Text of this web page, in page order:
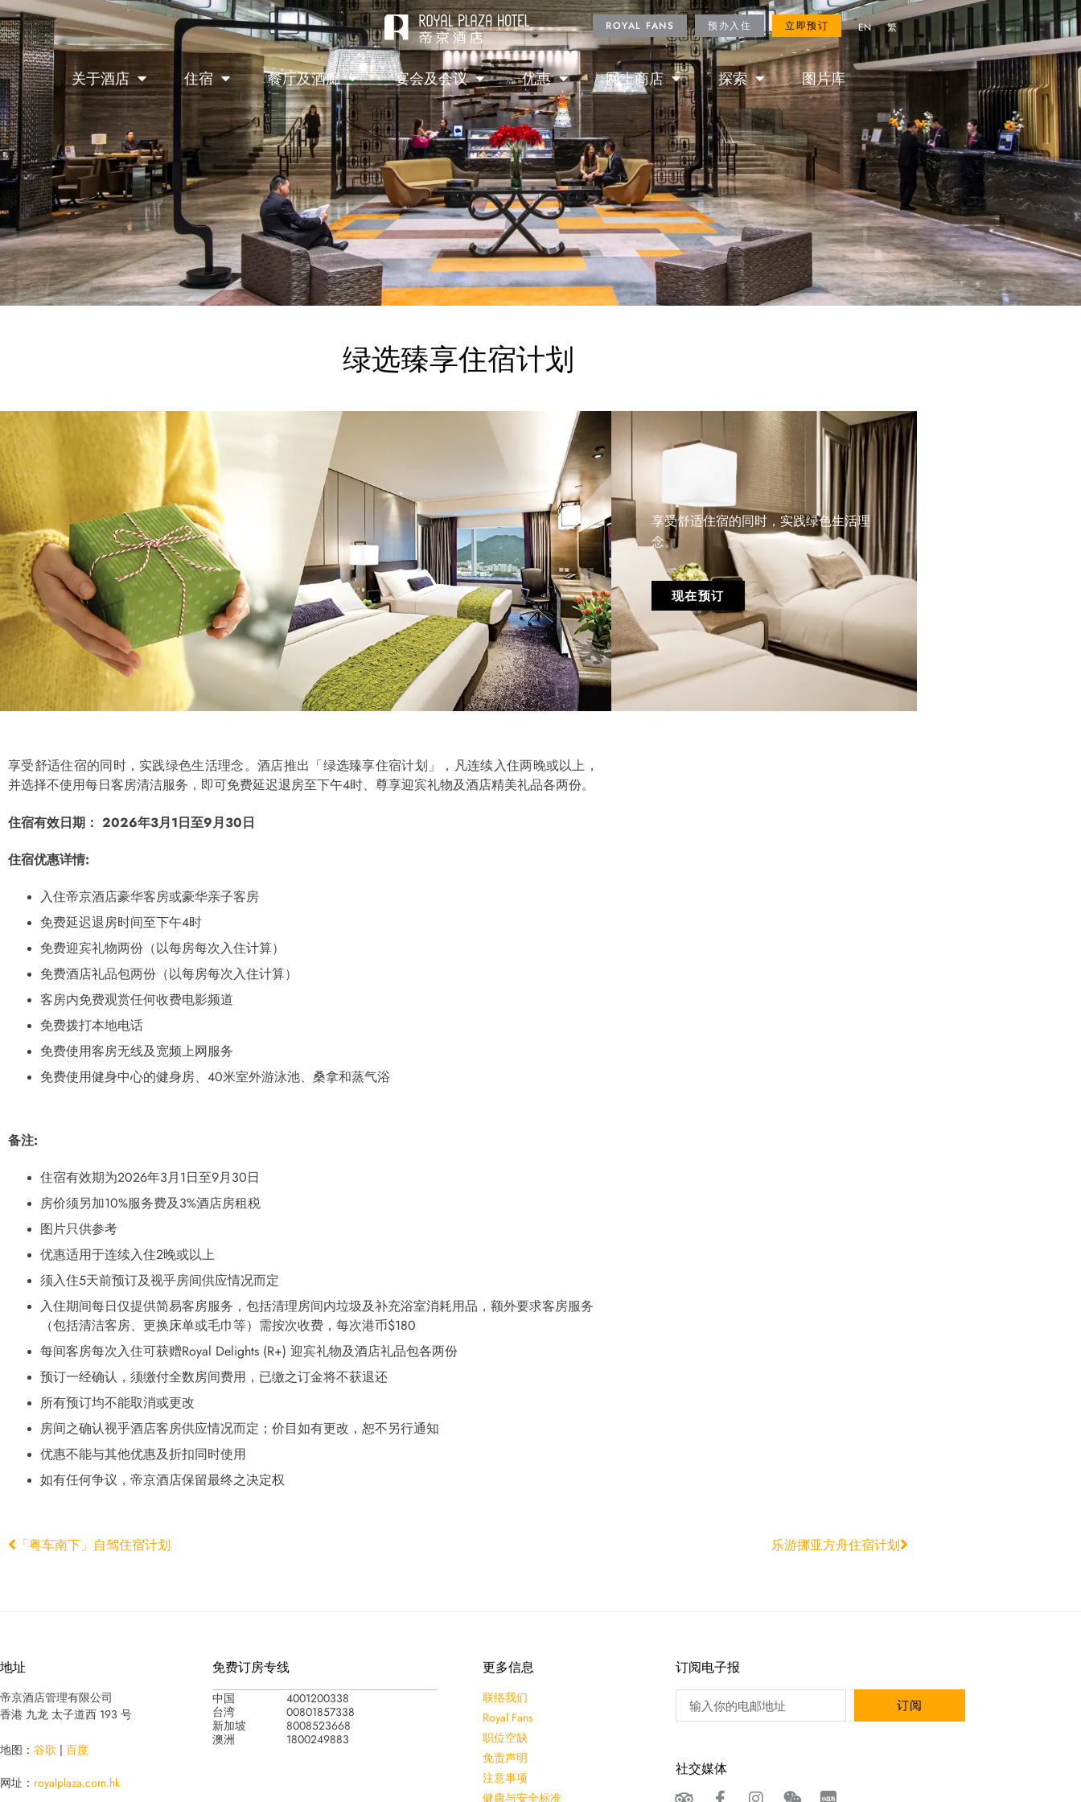
ROYAL FANS 立即预订
ROYAL FANS 预办入住 立即预订 EN 繁
关于酒店 住宿 餐厅及酒廊 宴会及会议 优惠 网上商店 探索 图片库
绿选臻享住宿计划
享受舒适住宿的同时，实践绿色生活理
念。
现在预订
享受舒适住宿的同时，实践绿色生活理念。酒店推出「绿选臻享住宿计划」，凡连续入住两晚或以上，
并选择不使用每日客房清洁服务，即可免费延迟退房至下午4时、尊享迎宾礼物及酒店精美礼品各两份。
住宿有效日期： 2026年3月 1 日至9 月 30 日
住宿优惠详情:
入住帝京酒店豪华客房或豪华亲子客房
免费延迟退房时间至下午4时
免费迎宾礼物两份（以每房每次入住计算）
免费酒店礼品包两份（以每房每次入住计算）
客房内免费观赏任何收费电影频道
免费拨打本地电话
免费使用客房无线及宽频上网服务
免费使用健身中心的健身房、40米室外游泳池、桑拿和蒸气浴
备注:
住宿有效期为2026年3月1日至9月30日
房价须另加10%服务费及3%酒店房租税
图片只供参考
优惠适用于连续入住2晚或以上
须入住5天前预订及视乎房间供应情况而定
入住期间每日仅提供简易客房服务，包括清理房间内垃圾及补充浴室消耗用品，额外要求客房服务
（包括清洁客房、更换床单或毛巾等）需按次收费，每次港币$180
每间客房每次入住可获赠Royal Delights (R+) 迎宾礼物及酒店礼品包各两份
预订一经确认，须缴付全数房间费用，已缴之订金将不获退还
所有预订均不能取消或更改
房间之确认视乎酒店客房供应情况而定；价目如有更改，恕不另行通知
优惠不能与其他优惠及折扣同时使用
如有任何争议，帝京酒店保留最终之决定权
「粤车南下」自驾住宿计划 乐游挪亚方舟住宿计划
地址
帝京酒店管理有限公司
香港 九龙 太子道西 193 号
地图： 谷歌 百度
网址： royalplaza.com.hk
免费订房专线
中国
4001200338
台湾
00801857338
新加坡
8008523668
澳洲
1800249883
更多信息
联络我们
Royal Fans
职位空缺
免责声明
注意事项
健康与安全标准
订阅电子报
订阅
社交媒体